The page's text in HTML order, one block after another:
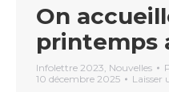
On
printemps
Infolettre 2023, Nouvelles
10 décembre 2025
Laisser